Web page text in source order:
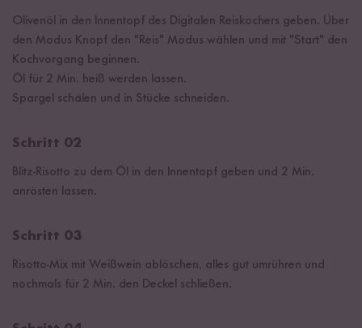
Olivenöl in den Innentopf des Digitalen Reiskochers geben. Über
den Modus Knopf den "Reis" Modus wählen und mit "Start" den
Kochvorgang beginnen.
Öl für 2 Min. heiß werden lassen.
Spargel schälen und in Stücke schneiden.
Schritt 02
Blitz-Risotto zu dem Öl in den Innentopf geben und 2 Min.
anrösten lassen.
Schritt 03
Risotto-Mix mit Weißwein ablöschen, alles gut umrühren und
nochmals für 2 Min. den Deckel schließen.